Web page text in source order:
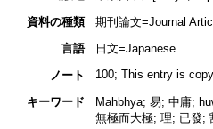
資料の種類
期刊論文=Journal
言語
日文=Japanese
ノート
100; This entry is
キーワード
Mahbhya; 易; 中庸;
無極而大極; 理; 已發;